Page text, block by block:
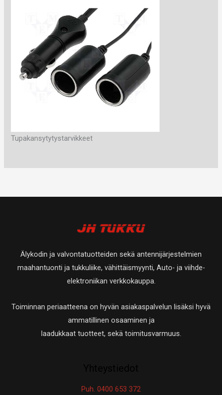
Tupakansytytystarvikkeet
Älykodin ja valvontatuotteiden sekä antennijärjestelmien
maahantuonti ja tukkuliike, vähittäismyynti, Auto- ja viihde-
elektroniikan verkkokauppa.
Toiminnan periaatteena on hyvän asiakaspalvelun lisäksi hyvä
ammatillinen osaaminen ja
laadukkaat tuotteet, sekä toimitusvarmuus.
Puh. 0400 653 372